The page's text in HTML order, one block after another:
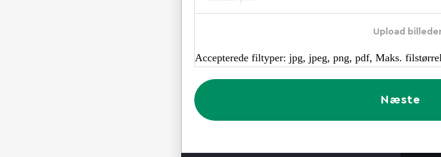
Upload
Accepterede filtyper: jpg, jpeg, png, pdf, Maks.